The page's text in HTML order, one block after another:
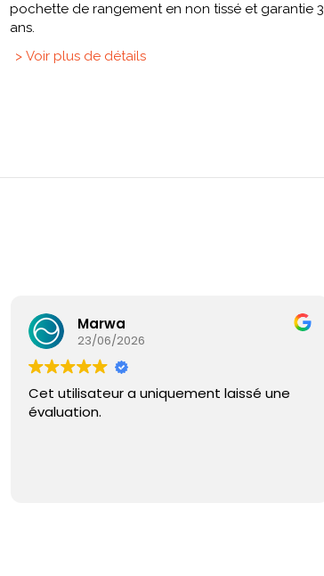
pochette de rangement en non tissé et garantie 3
ans.
> Voir plus de détails
Marwa
23/06/2026
Cet utilisateur a uniquement laissé une
évaluation.